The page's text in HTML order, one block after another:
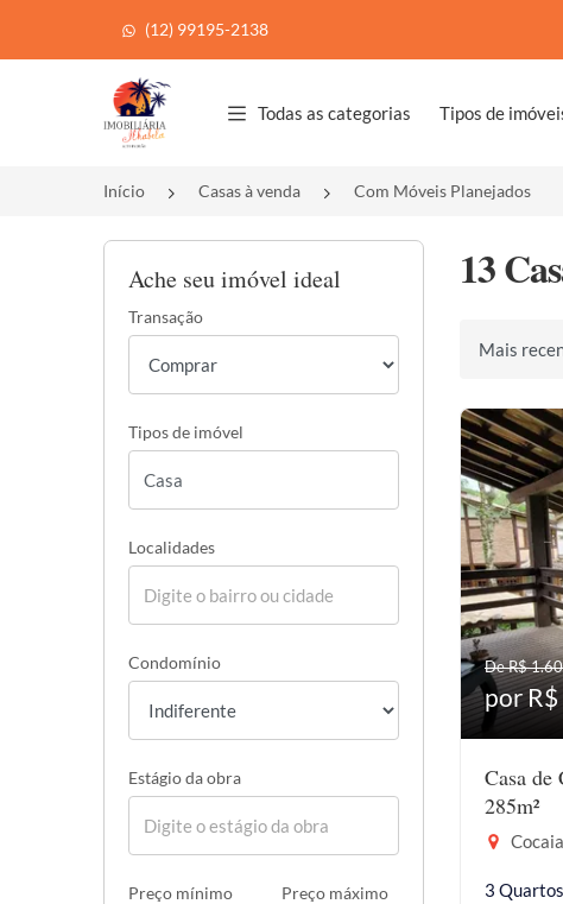
(12) 99195-2138
Página inicial
Todas as categorias Tipos de
Início Casas à venda Com Móveis Planejados
Ache seu imóvel ideal
Transação
Tipos de imóvel
Localidades
Condomínio
Estágio da obra
Preço mínimo Preço máximo
13
Ordenar por
De R$
por
Casa de
285m²
3 Quartos